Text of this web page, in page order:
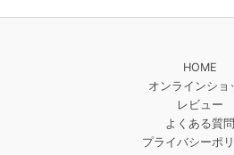
HOME
オンラインショ
レビュー
よくある質問
プライバシーポ